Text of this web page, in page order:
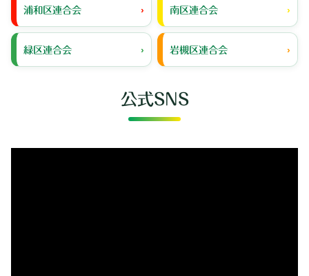
浦和区連合会 南区連合会
緑区連合会 岩槻区連合会
公式SNS